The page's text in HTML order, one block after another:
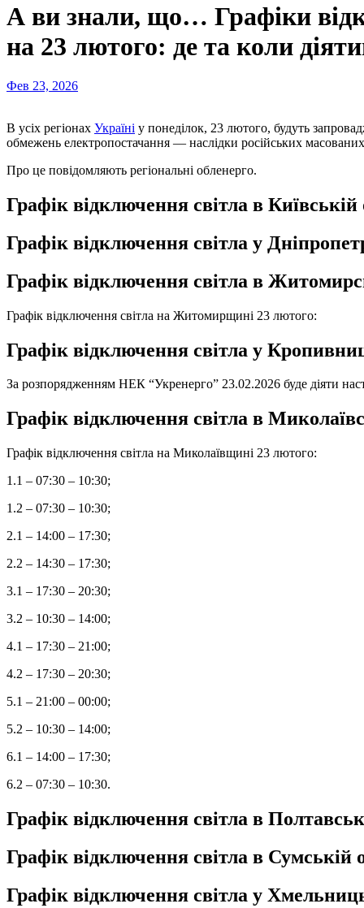
А ви знали, що… Графіки
на 23 лютого: де та коли
Фев 23, 2026
В усіх регіонах Україні у понеділок, 23 лютого, будуть
обмежень електропостачання — наслідки російських
Про це повідомляють регіональні обленерго.
Графік відключення світла в Київській
Графік відключення світла у
Графік відключення світла в
Графік відключення світла на Житомирщині 23 лютого:
Графік відключення світла у
За розпорядженням НЕК “Укренерго” 23.02.2026 буде діяти
Графік відключення світла в
Графік відключення світла на Миколаївщині 23 лютого:
1.1 – 07:30 – 10:30;
1.2 – 07:30 – 10:30;
2.1 – 14:00 – 17:30;
2.2 – 14:30 – 17:30;
3.1 – 17:30 – 20:30;
3.2 – 10:30 – 14:00;
4.1 – 17:30 – 21:00;
4.2 – 17:30 – 20:30;
5.1 – 21:00 – 00:00;
5.2 – 10:30 – 14:00;
6.1 – 14:00 – 17:30;
6.2 – 07:30 – 10:30.
Графік відключення світла в
Графік відключення світла в Сумській
Графік відключення світла у